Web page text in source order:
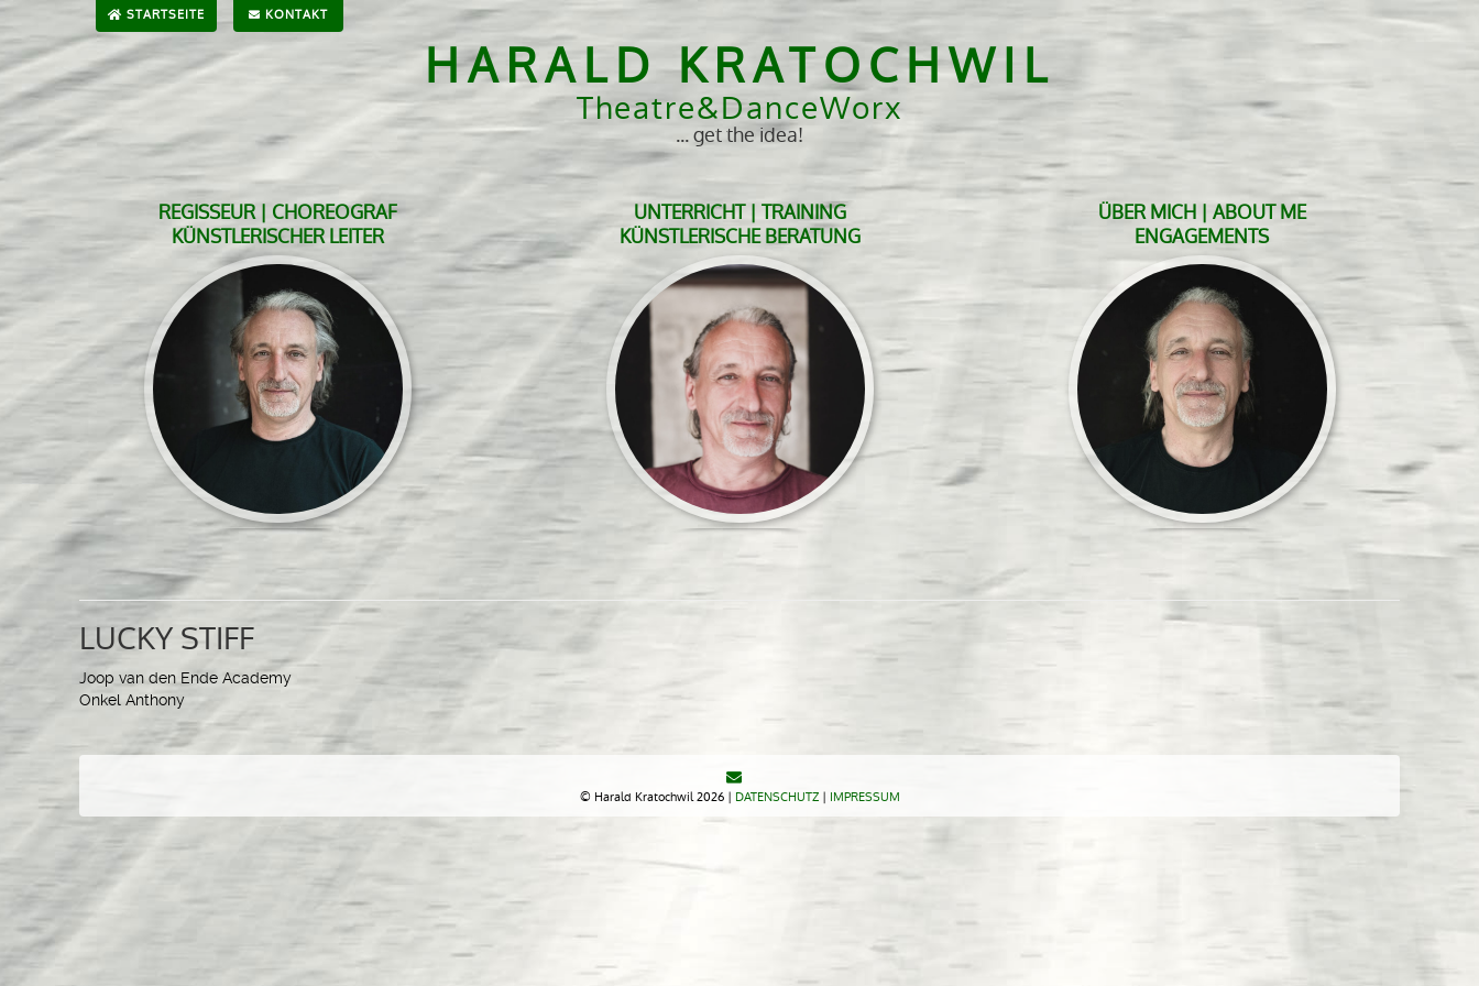
STARTSEITE KONTAKT
HARALD KRATOCHWIL
Theatre&DanceWorx
... get the idea!
REGISSEUR | CHOREOGRAF
KÜNSTLERISCHER LEITER
UNTERRICHT | TRAINING
KÜNSTLERISCHE BERATUNG
ÜBER MICH | ABOUT ME
ENGAGEMENTS
LUCKY STIFF
Joop van den Ende Academy
Onkel Anthony
© Harald Kratochwil 2026 | DATENSCHUTZ| IMPRESSUM